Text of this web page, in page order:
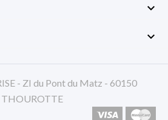


- ZI du Pont du Matz - 60150
THOUROTTE